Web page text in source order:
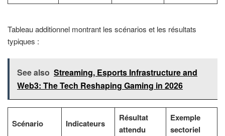
Tableau additionnel montrant les scénarios et les résultats
typiques :
See also Streaming, Esports Infrastructure and
Web3: The Tech Reshaping Gaming in 2026
Scénario Indicateurs
Résultat
attendu
Exemple
sectoriel